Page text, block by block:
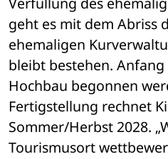
geht es mit dem Abriss
ehemaligen
bleibt bestehen.
Hochbau begonnen
Fertigstellung rechnet
Sommer/Herbst 2028.
Tourismusort